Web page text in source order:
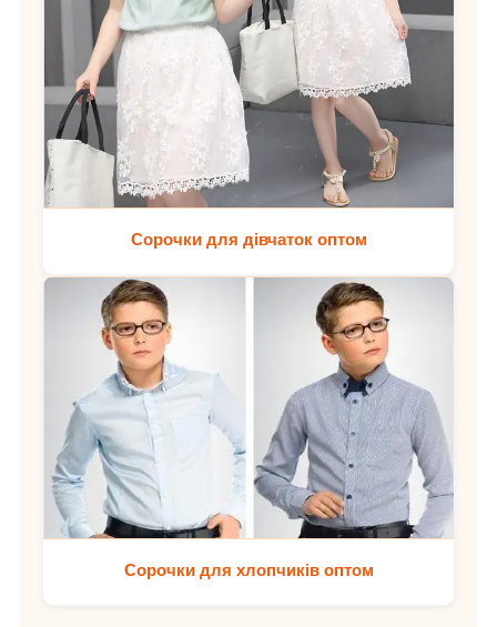
Сорочки для дівчаток оптом
Сорочки для хлопчиків оптом